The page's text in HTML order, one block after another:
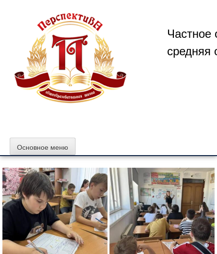
содержимому
Частное
средняя
Основное меню